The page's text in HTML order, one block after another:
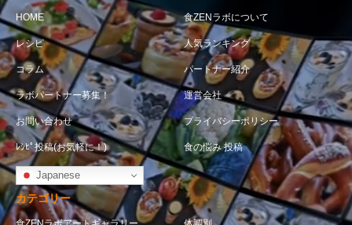
HOME 食ZENラボについて
レシピ 人気ランキング
コラム パートナー紹介
ラボパートナー募集！ 運営会社
お問い合わせ プライバシーポリシー
ﾚｼﾋﾟ投稿(お気軽に！) 食の悩み 投稿
Japanese
カテゴリー